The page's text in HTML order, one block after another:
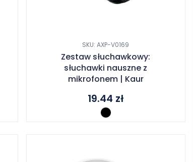
SKU: AXP-V0169
Zestaw słuchawkowy:
słuchawki nauszne z
mikrofonem | Kaur
19.44 zł